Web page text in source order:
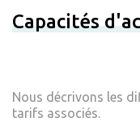
Capacités
Nous décrivons les
tarifs associés.